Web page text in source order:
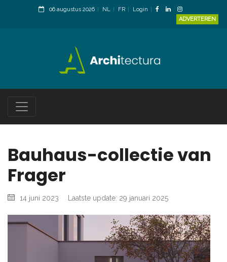
06 augustus 2026 NL FR
Login
ADVERTEREN
Bauhaus-collectie van
Frager
14 juni 2023 Laatste update: 29 januari 2025